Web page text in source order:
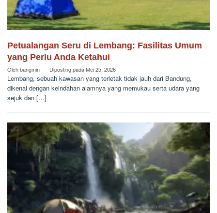
Petualangan Seru di Lembang: Fasilitas Umum
yang Perlu Anda Ketahui
Olehbangmin Diposting padaMei 25, 2026
Lembang, sebuah kawasan yang terletak tidak jauh dari Bandung,
dikenal dengan keindahan alamnya yang memukau serta udara yang
sejuk dan […]